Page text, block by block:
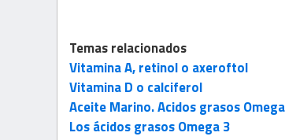
Temas relacionados
Vitamina A, retinol o axeroftol
Vitamina D o calciferol
Aceite Marino. Acidos grasos
Los ácidos grasos Omega 3